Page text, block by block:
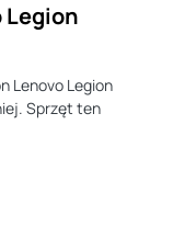
Legion
Lenovo Legion
Sprzęt ten